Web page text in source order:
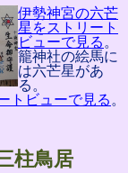
柱鳥居
伊勢神宮の六芒
星をストリート
ビューで見る。
籠神社の絵馬に
は六芒星があ
る。
トビューで見る。